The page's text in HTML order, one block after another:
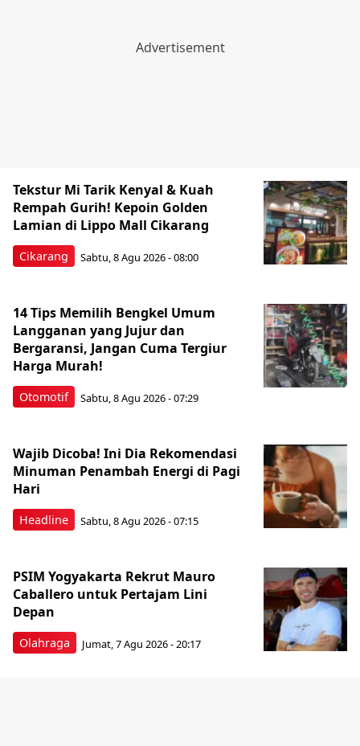
Cikarang
Tekstur Mi Tarik Kenyal & Kuah
Rempah Gurih! Kepoin Golden
Lamian di Lippo Mall Cikarang
Sabtu, 8 Agu 2026 - 08:00
Otomotif
14 Tips Memilih Bengkel Umum
Langganan yang Jujur dan
Bergaransi, Jangan Cuma Tergiur
Harga Murah!
Sabtu, 8 Agu 2026 - 07:29
Headline
Wajib Dicoba! Ini Dia Rekomendasi
Minuman Penambah Energi di Pagi
Hari
Sabtu, 8 Agu 2026 - 07:15
Olahraga
PSIM Yogyakarta Rekrut Mauro
Caballero untuk Pertajam Lini
Depan
Jumat, 7 Agu 2026 - 20:17